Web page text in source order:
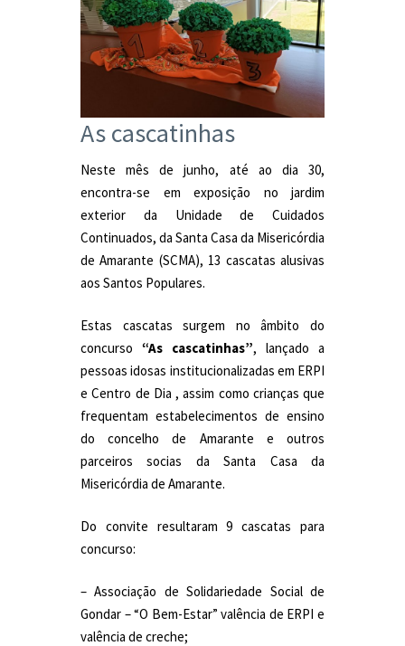
As cascatinhas
Neste mês de junho, até ao dia 30,
encontra-se em exposição no jardim
exterior da Unidade de Cuidados
Continuados, da Santa Casa da Misericórdia
de Amarante (SCMA), 13 cascatas alusivas
aos Santos Populares.
Estas cascatas surgem no âmbito do
concurso “As cascatinhas”, lançado a
pessoas idosas institucionalizadas em ERPI
e Centro de Dia , assim como crianças que
frequentam estabelecimentos de ensino
do concelho de Amarante e outros
parceiros socias da Santa Casa da
Misericórdia de Amarante.
Do convite resultaram 9 cascatas para
concurso:
– Associação de Solidariedade Social de
Gondar – “O Bem-Estar” valência de ERPI e
valência de creche;